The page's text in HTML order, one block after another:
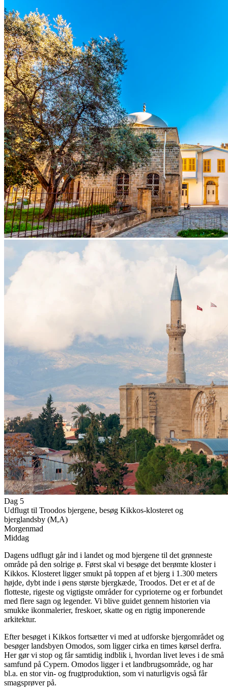
Dag 5
Udflugt til Troodos bjergene, besøg Kikkos-klosteret og
bjerglandsby (M,A)
Morgenmad
Middag
Dagens udflugt går ind i landet og mod bjergene til det grønneste
område på den solrige ø. Først skal vi besøge det berømte kloster i
Kikkos. Klosteret ligger smukt på toppen af et bjerg i 1.300 meters
højde, dybt inde i øens største bjergkæde, Troodos. Det er et af de
flotteste, rigeste og vigtigste områder for cyprioterne og er forbundet
med flere sagn og legender. Vi blive guidet gennem historien via
smukke ikonmalerier, freskoer, skatte og en rigtig imponerende
arkitektur.
Efter besøget i Kikkos fortsætter vi med at udforske bjergområdet og
besøger landsbyen Omodos, som ligger cirka en times kørsel derfra.
Her gør vi stop og får samtidig indblik i, hvordan livet leves i de små
samfund på Cypern. Omodos ligger i et landbrugsområde, og har
bl.a. en stor vin- og frugtproduktion, som vi naturligvis også får
smagsprøver på.